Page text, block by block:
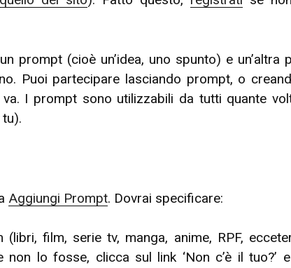
prompt (cioè un’idea, uno spunto) e
Puoi partecipare lasciando prompt, o
I prompt sono utilizzabili da tutti quante
Aggiungi Prompt. Dovrai specificare:
(libri, film, serie tv, manga, anime, RPF,
lo fosse, clicca sul link ‘Non c’è il